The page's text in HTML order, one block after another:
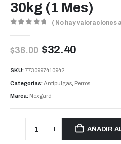
30kg (1 Mes)
( No hay valoraciones
$36.00 $32.40
SKU:7730997410942
Categorías:Antipulgas, Perros
Marca: Nexgard
AÑADIR